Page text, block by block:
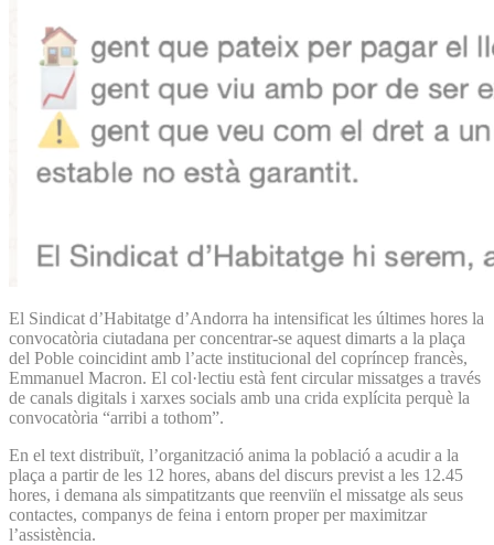
El Sindicat d’Habitatge d’Andorra ha intensificat les últimes hores la
convocatòria ciutadana per concentrar-se aquest dimarts a la plaça
del Poble coincidint amb l’acte institucional del copríncep francès,
Emmanuel Macron. El col·lectiu està fent circular missatges a través
de canals digitals i xarxes socials amb una crida explícita perquè la
convocatòria “arribi a tothom”.
En el text distribuït, l’organització anima la població a acudir a la
plaça a partir de les 12 hores, abans del discurs previst a les 12.45
hores, i demana als simpatitzants que reenviïn el missatge als seus
contactes, companys de feina i entorn proper per maximitzar
l’assistència.